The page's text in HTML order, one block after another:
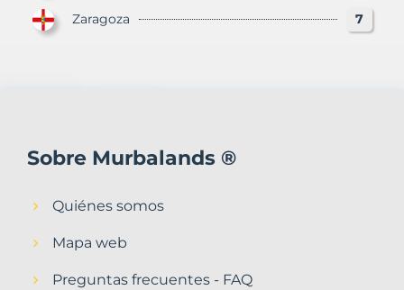
Zaragoza 7
Sobre Murbalands ®
Quiénes somos
Mapa web
Preguntas frecuentes - FAQ